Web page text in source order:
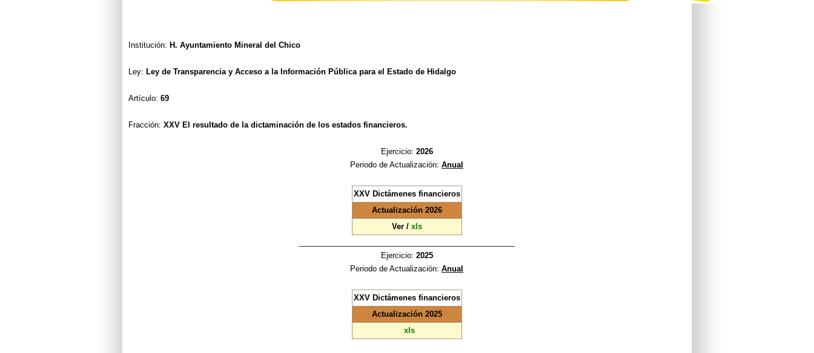
Institución: H. Ayuntamiento Mineral del Chico
Ley: Ley de Transparencia y Acceso a la Información Pública para el Estado de Hidalgo
Artículo: 69
Fracción: XXVEl resultado de la dictaminación de los estados financieros.
Ejercicio: 2026
Periodo de Actualización:Anual
XXV Dictámenes financieros
Actualización 2026
Ver/ xls
Ejercicio: 2025
Periodo de Actualización:Anual
XXV Dictámenes financieros
Actualización 2025
xls